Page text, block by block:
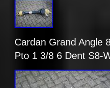
Cardan Grand Angle
Pto 1 3/8 6 Dent S8-